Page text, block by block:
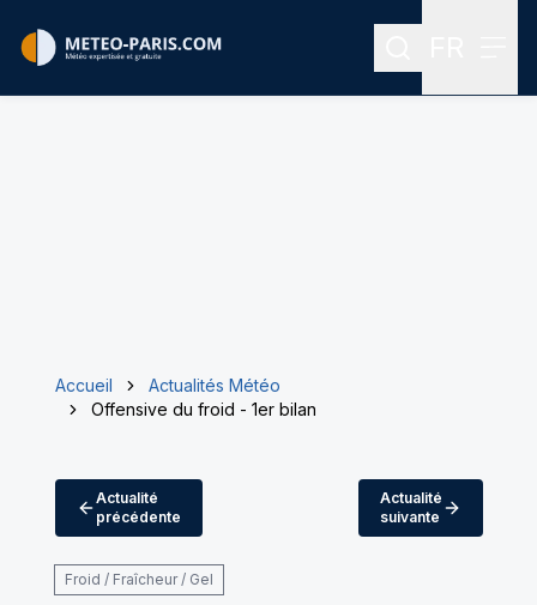
Rechercher
Accueil
Actualités Météo
Offensive du froid - 1er bilan
Actualité
précédente
Actualité
suivante
Froid / Fraîcheur / Gel